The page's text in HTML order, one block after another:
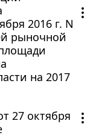
2016 г. N
рыночной
на 2017
27 октября